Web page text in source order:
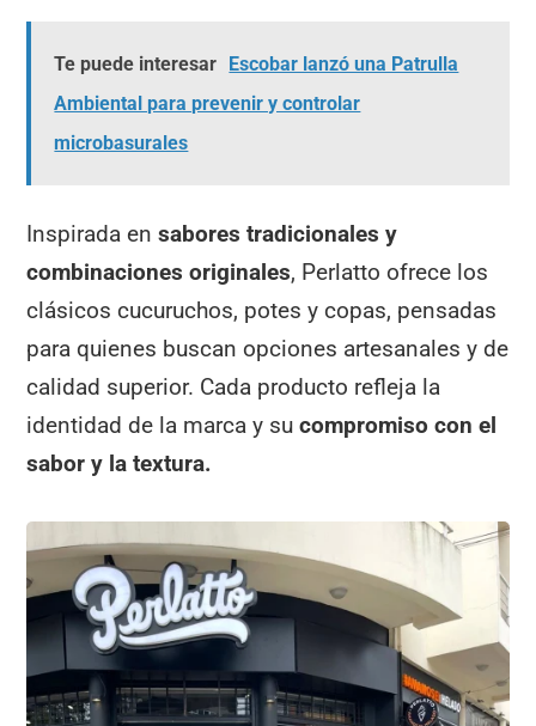
Te puede interesar Escobar lanzó una Patrulla
Ambiental para prevenir y controlar
microbasurales
Inspirada ensabores tradicionales y
combinaciones originales, Perlatto ofrece los
clásicos cucuruchos, potes y copas, pensadas
para quienes buscan opciones artesanales y de
calidad superior. Cada producto refleja la
identidad de la marca y sucompromiso con el
sabor y la textura.